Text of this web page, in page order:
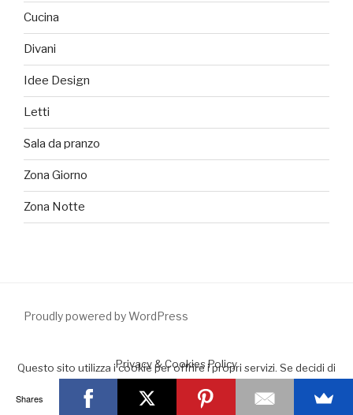
Cucina
Divani
Idee Design
Letti
Sala da pranzo
Zona Giorno
Zona Notte
Proudly powered by WordPress
Questo sito utilizza i cookie per offrire i propri servizi. Se decidi di
Accept
Leggimi
Privacy & Cookies Policy
Shares